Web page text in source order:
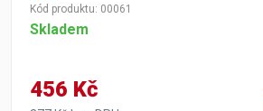
Kód produktu: 00061
Skladem
456 Kč